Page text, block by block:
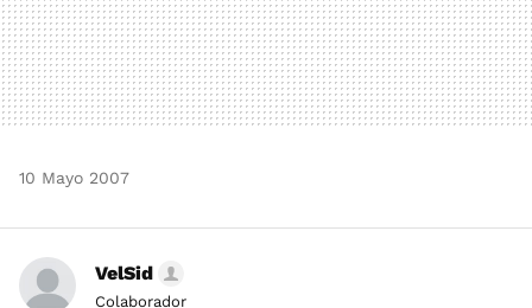
10 Mayo 2007
VelSid
Colaborador